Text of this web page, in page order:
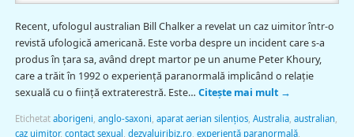
Recent, ufologul australian Bill Chalker a revelat un caz uimitor într-o
revistă ufologică americană. Este vorba despre un incident care s-a
produs în ţara sa, având drept martor pe un anume Peter Khoury,
care a trăit în 1992 o experienţă paranormală implicând o relaţie
sexuală cu o fiinţă extraterestră. Este… Citește mai mult →
Etichetat aborigeni anglo-saxoni aparat aerian silenţios, Australia, australian
caz uimitor, contact sexual dezvaluiribiz.ro, experienţă paranormală,